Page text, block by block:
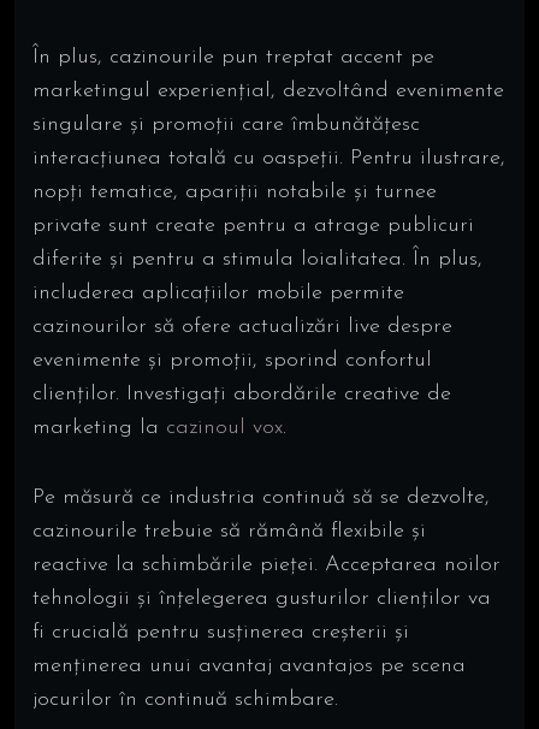
În plus, cazinourile pun treptat accent pe
marketingul experiențial, dezvoltând evenimente
singulare și promoții care îmbunătățesc
interacțiunea totală cu oaspeții. Pentru ilustrare,
nopți tematice, apariții notabile și turnee
private sunt create pentru a atrage publicuri
diferite și pentru a stimula loialitatea. În plus,
includerea aplicațiilor mobile permite
cazinourilor să ofere actualizări live despre
evenimente și promoții, sporind confortul
clienților. Investigați abordările creative de
marketing la cazinoul vox.
Pe măsură ce industria continuă să se dezvolte,
cazinourile trebuie să rămână flexibile și
reactive la schimbările pieței. Acceptarea noilor
tehnologii și înțelegerea gusturilor clienților va
fi crucială pentru susținerea creșterii și
menținerea unui avantaj avantajos pe scena
jocurilor în continuă schimbare.